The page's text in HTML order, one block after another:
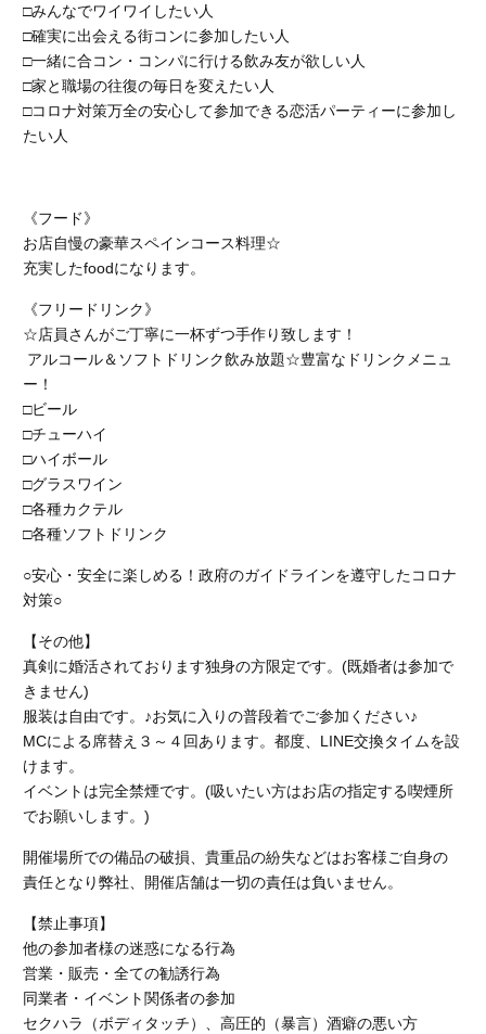
□みんなでワイワイしたい人
□確実に出会える街コンに参加したい人
□一緒に合コン・コンパに行ける飲み友が欲しい人
□家と職場の往復の毎日を変えたい人
□コロナ対策万全の安心して参加できる恋活パーティーに参加し
たい人
《フード》
お店自慢の豪華スペインコース料理☆
充実したfoodになります。
《フリードリンク》
☆店員さんがご丁寧に一杯ずつ手作り致します！
アルコール＆ソフトドリンク飲み放題☆豊富なドリンクメニュ
ー！
□ビール
□チューハイ
□ハイボール
□グラスワイン
□各種カクテル
□各種ソフトドリンク
○安心・安全に楽しめる！政府のガイドラインを遵守したコロナ
対策○
【その他】
真剣に婚活されております独身の方限定です。(既婚者は参加で
きません)
服装は自由です。♪お気に入りの普段着でご参加ください♪
MCによる席替え３～４回あります。都度、LINE交換タイムを設
けます。
イベントは完全禁煙です。(吸いたい方はお店の指定する喫煙所
でお願いします。)
開催場所での備品の破損、貴重品の紛失などはお客様ご自身の
責任となり弊社、開催店舗は一切の責任は負いません。
【禁止事項】
他の参加者様の迷惑になる行為
営業・販売・全ての勧誘行為
同業者・イベント関係者の参加
セクハラ（ボディタッチ）、高圧的（暴言）酒癖の悪い方